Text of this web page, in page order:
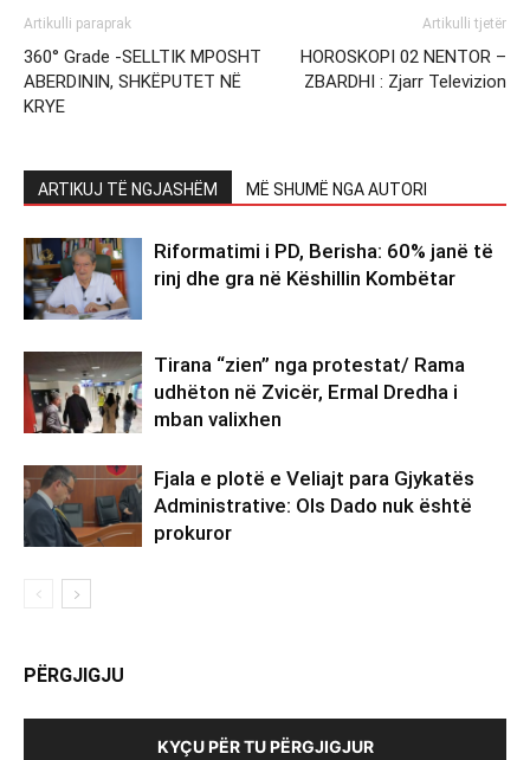
Artikulli paraprak
360° Grade -SELLTIK MPOSHT
ABERDININ, SHKËPUTET NË
KRYE
Artikulli tjetër
HOROSKOPI 02 NENTOR –
ZBARDHI : Zjarr Televizion
ARTIKUJ TË NGJASHËM MË SHUMË NGA AUTORI
Riformatimi i PD, Berisha: 60% janë të
rinj dhe gra në Këshillin Kombëtar
Tirana “zien” nga protestat/ Rama
udhëton në Zvicër, Ermal Dredha i
mban valixhen
Fjala e plotë e Veliajt para Gjykatës
Administrative: Ols Dado nuk është
prokuror
PËRGJIGJU
KYÇU PËR TU PËRGJIGJUR